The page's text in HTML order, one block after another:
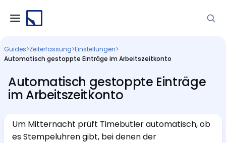
Guides>Zeiterfassung>Einstellungen>
Automatisch gestoppte Einträge im Arbeitszeitkonto
Automatisch gestoppte Einträge
im Arbeitszeitkonto
Um Mitternacht prüft Timebutler automatisch, ob
es Stempeluhren gibt, bei denen der